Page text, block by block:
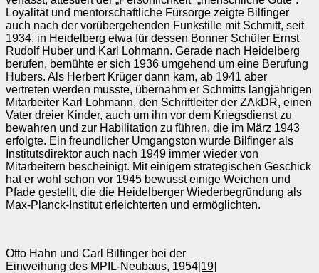
Loyalität und mentorschaftliche Fürsorge zeigte Bilfinger
auch nach der vorübergehenden Funkstille mit Schmitt, seit
1934, in Heidelberg etwa für dessen Bonner Schüler Ernst
Rudolf Huber und Karl Lohmann. Gerade nach Heidelberg
berufen, bemühte er sich 1936 umgehend um eine Berufung
Hubers. Als Herbert Krüger dann kam, ab 1941 aber
vertreten werden musste, übernahm er Schmitts langjährigen
Mitarbeiter Karl Lohmann, den Schriftleiter der ZAkDR, einen
Vater dreier Kinder, auch um ihn vor dem Kriegsdienst zu
bewahren und zur Habilitation zu führen, die im März 1943
erfolgte. Ein freundlicher Umgangston wurde Bilfinger als
Institutsdirektor auch nach 1949 immer wieder von
Mitarbeitern bescheinigt. Mit einigem strategischen Geschick
hat er wohl schon vor 1945 bewusst einige Weichen und
Pfade gestellt, die die Heidelberger Wiederbegründung als
Max‑Planck‑Institut erleichterten und ermöglichten.
Otto Hahn und Carl Bilfinger bei der
Einweihung des MPIL-Neubaus, 1954[19]